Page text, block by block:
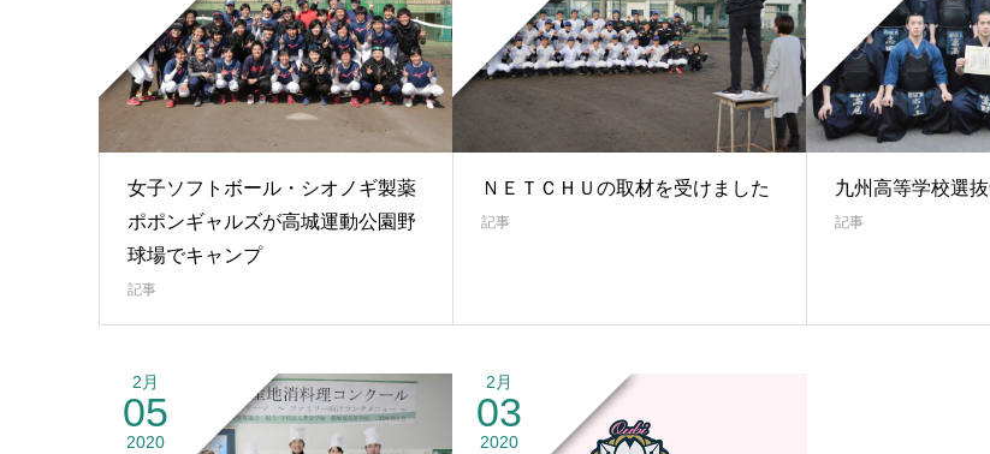
女子ソフトボール・シオノギ製薬
ポポンギャルズが高城運動公園野
球場でキャンプ
記事
ＮＥＴＣＨＵの取材を受けました
記事
九州高等学校選
記事
2月
05
2020
2月
03
2020